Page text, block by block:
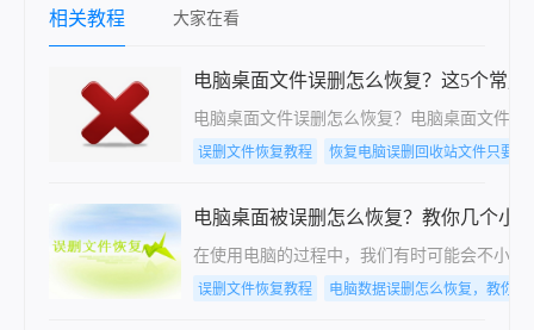
相关教程 大家在看
电脑桌面文件误删怎么恢复？这5个常用
电脑桌面文件误删怎么恢复？​电脑桌面文件
误删文件恢复教程 恢复电脑误删回收站文件只要这
电脑桌面被误删怎么恢复？教你几个小
在使用电脑的过程中，我们有时可能会不小
误删文件恢复教程 电脑数据误删怎么恢复，教你几